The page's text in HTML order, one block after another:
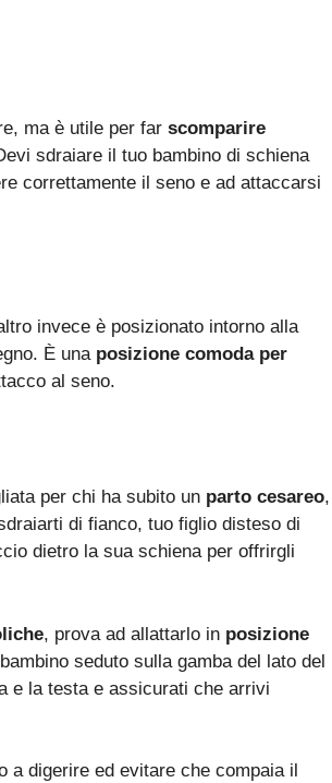
ma è utile per far scomparire
sdraiare il tuo bambino di schiena
correttamente il seno e ad attaccarsi
invece è posizionato intorno alla
È una posizione comoda per
al seno.
per chi ha subito un parto cesareo,
di fianco, tuo figlio disteso di
dietro la sua schiena per offrirgli
, prova ad allattarlo in posizione
seduto sulla gamba del lato del
e la testa e assicurati che arrivi
a digerire ed evitare che compaia il